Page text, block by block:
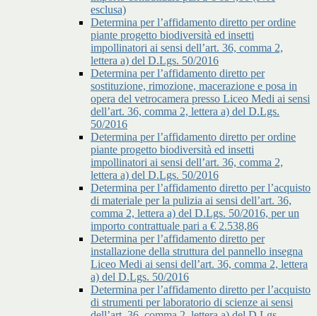
esclusa)
Determina per l’affidamento diretto per ordine
piante progetto biodiversità ed insetti
impollinatori ai sensi dell’art. 36, comma 2,
lettera a) del D.Lgs. 50/2016
Determina per l’affidamento diretto per
sostituzione, rimozione, macerazione e posa in
opera del vetrocamera presso Liceo Medi ai sensi
dell’art. 36, comma 2, lettera a) del D.Lgs.
50/2016
Determina per l’affidamento diretto per ordine
piante progetto biodiversità ed insetti
impollinatori ai sensi dell’art. 36, comma 2,
lettera a) del D.Lgs. 50/2016
Determina per l’affidamento diretto per l’acquisto
di materiale per la pulizia ai sensi dell’art. 36,
comma 2, lettera a) del D.Lgs. 50/2016, per un
importo contrattuale pari a € 2.538,86
Determina per l’affidamento diretto per
installazione della struttura del pannello insegna
Liceo Medi ai sensi dell’art. 36, comma 2, lettera
a) del D.Lgs. 50/2016
Determina per l’affidamento diretto per l’acquisto
di strumenti per laboratorio di scienze ai sensi